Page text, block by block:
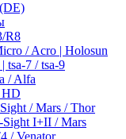
R8
/ Acro | Holosun
tsa-7 / tsa-9
/ Alfa
HD
/ Mars / Thor
I+II / Mars
/ Venator